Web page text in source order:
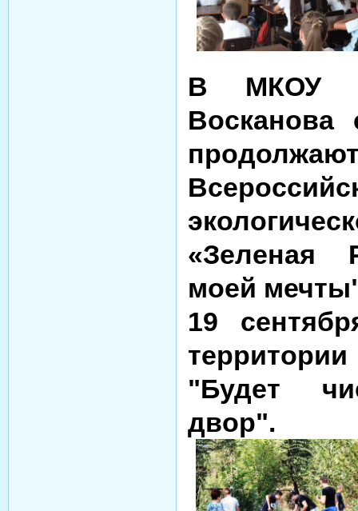
В МКОУ
Восканова
«Зеленая
моей
19
"Будет
двор".